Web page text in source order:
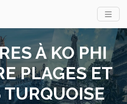
À KO PHI
PLAGES ET